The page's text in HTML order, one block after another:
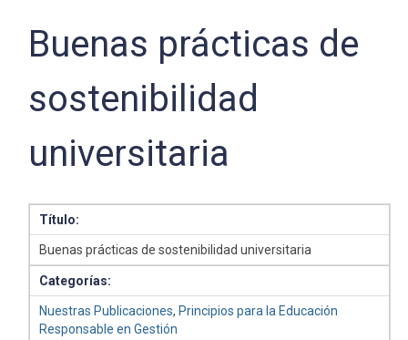
Buenas prácticas de
sostenibilidad
universitaria
Título:
Buenas prácticas de sostenibilidad universitaria
Categorías:
Nuestras Publicaciones, Principios para la Educación
Responsable en Gestión